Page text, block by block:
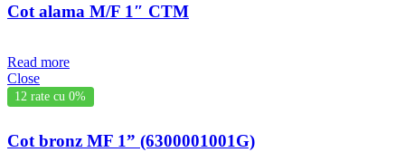
Cot alama M/F 1″ CTM
Read more
Close
12 rate cu 0%
Cot bronz MF 1” (6300001001G)